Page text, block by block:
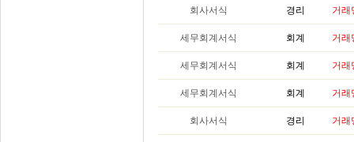
회사서식 경리 거래
세무회계서식 회계 거래
세무회계서식 회계 거래
세무회계서식 회계 거래
회사서식 경리 거래